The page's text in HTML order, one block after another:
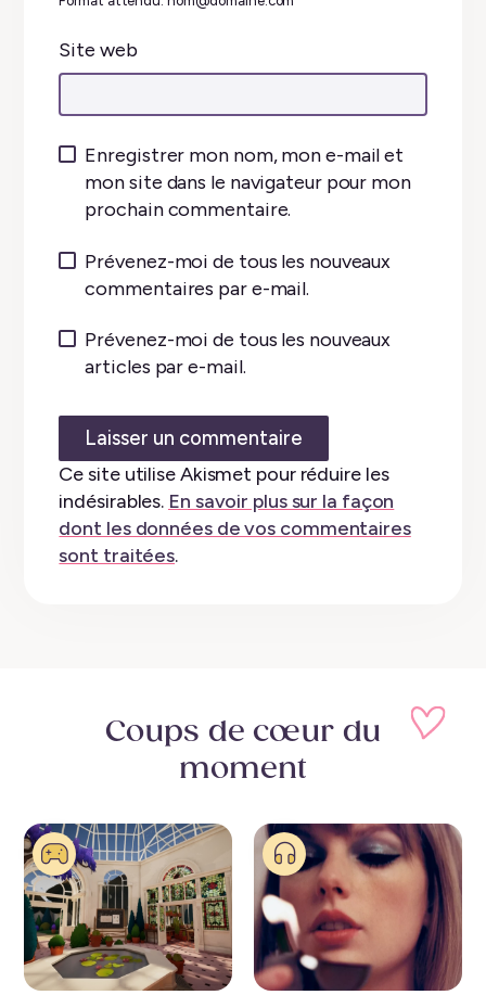
Site web
Enregistrer mon nom, mon e-mail et
mon site dans le navigateur pour mon
prochain commentaire.
Prévenez-moi de tous les nouveaux
commentaires par e-mail.
Prévenez-moi de tous les nouveaux
articles par e-mail.
Ce site utilise Akismet pour réduire les
indésirables. En savoir plus sur la façon
dont les données de vos commentaires
sont traitées.
Coups de cœur du
moment